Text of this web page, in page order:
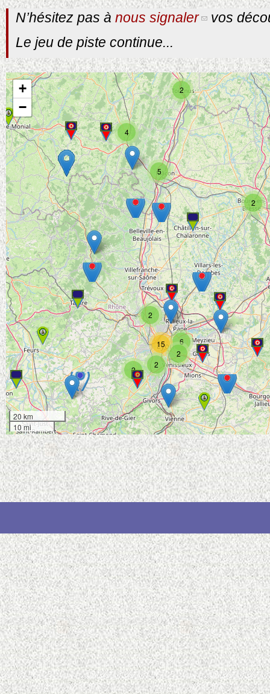
N’hésitez pas à nous signaler
vos
Le jeu de piste continue...
2
4
5
2
2
2
2
6
15
2
+
−
20 km
10 mi